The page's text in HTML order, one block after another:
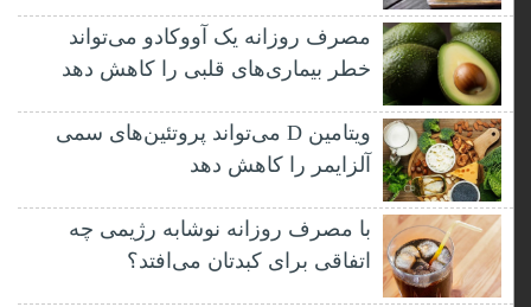
مصرف روزانه یک آووکادو می‌تواند
خطر بیماری‌های قلبی را کاهش دهد
ویتامین D می‌تواند پروتئین‌های سمی
آلزایمر را کاهش دهد
با مصرف روزانه نوشابه رژیمی چه
اتفاقی برای کبدتان می‌افتد؟